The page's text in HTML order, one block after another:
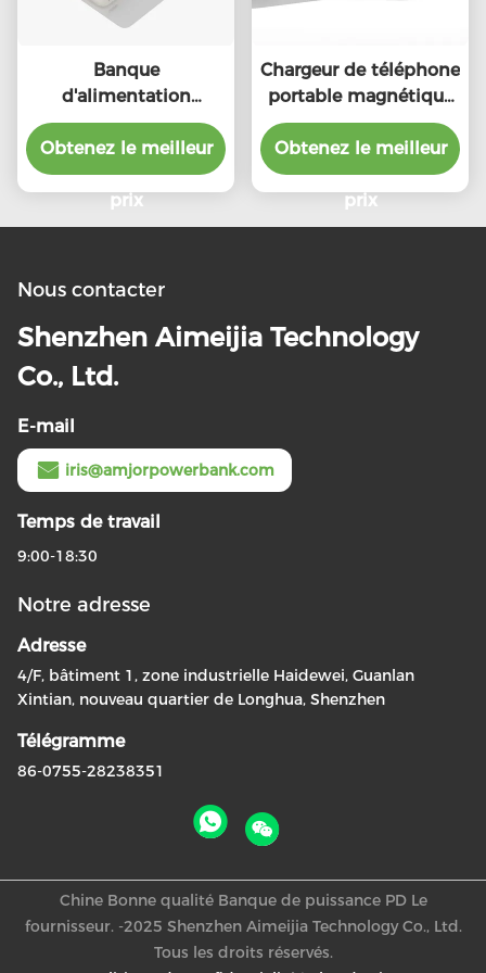
Banque
d'alimentation
magnétique ignifugée
5W/7,5W Chargeur
magnétique portable
sans fil
Obtenez le meilleur
prix
Chargeur de téléphone
portable magnétique
universel 5000mAh
Black Power Bank
pliable
Obtenez le meilleur
prix
Nous contacter
Shenzhen Aimeijia Technology
Co., Ltd.
E-mail
iris@amjorpowerbank.com
Temps de travail
9:00-18:30
Notre adresse
Adresse
4/F, bâtiment 1, zone industrielle Haidewei, Guanlan
Xintian, nouveau quartier de Longhua, Shenzhen
Télégramme
86-0755-28238351
Chine Bonne qualité Banque de puissance PD Le
fournisseur. -2025 Shenzhen Aimeijia Technology Co., Ltd.
Tous les droits réservés.